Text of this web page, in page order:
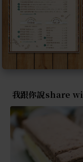
我跟你說share